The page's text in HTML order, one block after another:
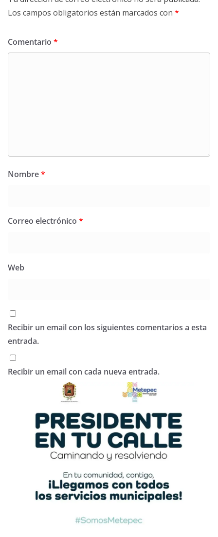
Los campos obligatorios están marcados con *
Comentario *
Nombre*
Correo electrónico *
Web
Recibir un email con los siguientes comentarios a esta
entrada.
Recibir un email con cada nueva entrada.